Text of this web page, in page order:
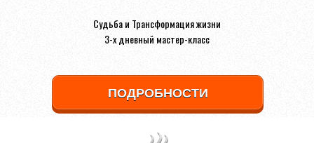
Судьба и Трансформация жизни
3-х дневный мастер-класс
ПОДРОБНОСТИ